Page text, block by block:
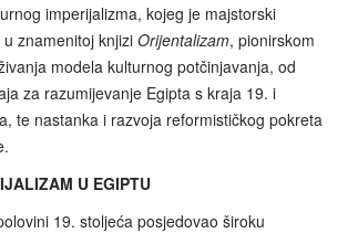
imperijalizma, kojeg je majstorski
znamenitoj knjizi Orijentalizam, pionirskom
modela kulturnog potčinjavanja, od
za razumijevanje Egipta s kraja 19. i
te nastanka i razvoja reformističkog pokreta
U EGIPTU
19. stoljeća posjedovao široku